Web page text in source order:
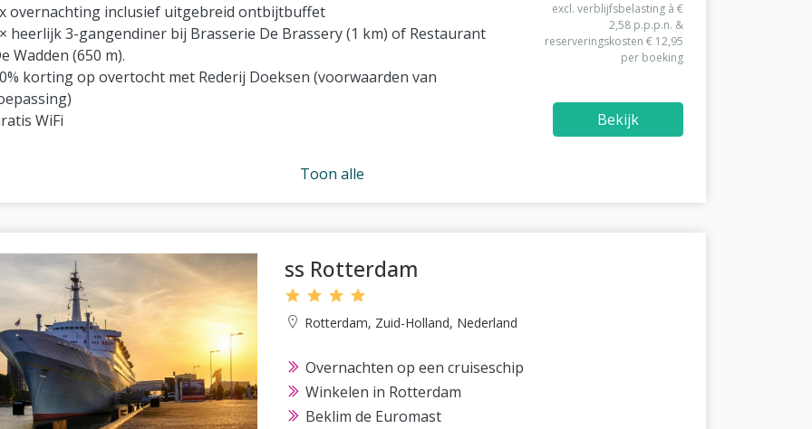
overnachting inclusief uitgebreid ontbijtbuffet
heerlijk 3-gangendiner bij Brasserie De Brassery (1 km) of Restaurant
Wadden (650 m).
korting op overtocht met Rederij Doeksen (voorwaarden van
WiFi
excl. verblijfsbelasting à €
2,58 p.p.p.n. &
reserveringskosten € 12,95
per boeking
Bekijk
Toon alle
ss Rotterdam
Rotterdam, Zuid-Holland, Nederland
Overnachten op een cruiseschip
Winkelen in Rotterdam
Beklim de Euromast